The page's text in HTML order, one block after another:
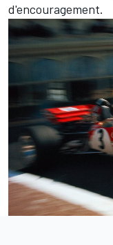
d'encouragement.